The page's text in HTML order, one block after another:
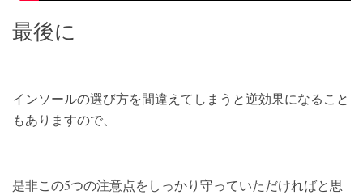
最後に
インソールの選び方を間違えてしまうと逆効果になること
もありますので、
是非この5つの注意点をしっかり守っていただければと思